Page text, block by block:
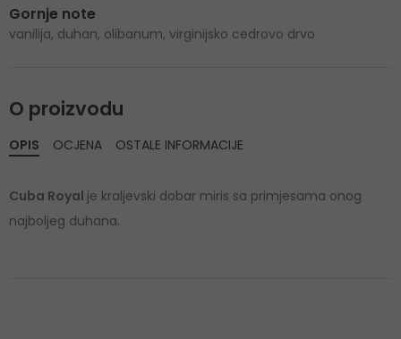
Gornje note
vanilija, duhan, olibanum, virginijsko cedrovo drvo
O proizvodu
OPIS
Cuba Royal je kraljevski dobar miris sa primjesama onog
najboljeg duhana.
OCJENA OSTALE INFORMACIJE